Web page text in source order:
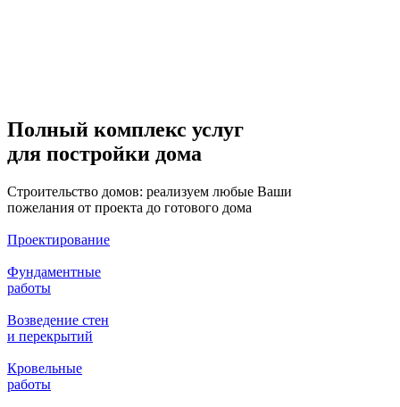
Полный комплекс услуг
для постройки дома
Строительство домов: реализуем любые Ваши
пожелания от проекта до готового дома
Проектирование
Фундаментные
работы
Возведение стен
и перекрытий
Кровельные
работы